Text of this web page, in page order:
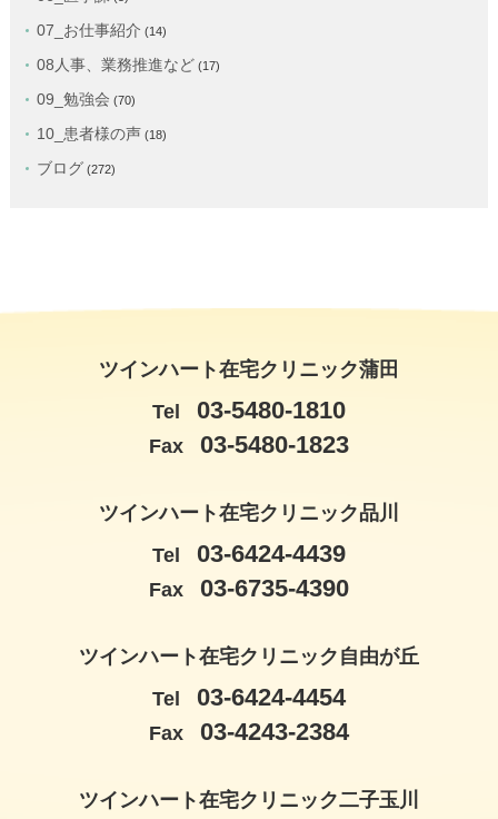
07_お仕事紹介 (14)
08人事、業務推進など(17)
09_勉強会 (70)
10_患者様の声 (18)
ブログ (272)
ツインハート在宅クリニック蒲田
Tel
03-5480-1810
Fax 03-5480-1823
ツインハート在宅クリニック品川
Tel
03-6424-4439
Fax 03-6735-4390
ツインハート在宅クリニック自由が丘
Tel
03-6424-4454
Fax 03-4243-2384
ツインハート在宅クリニック二子玉川